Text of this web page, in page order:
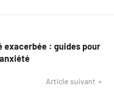
exacerbée : guides pour
Article suivant